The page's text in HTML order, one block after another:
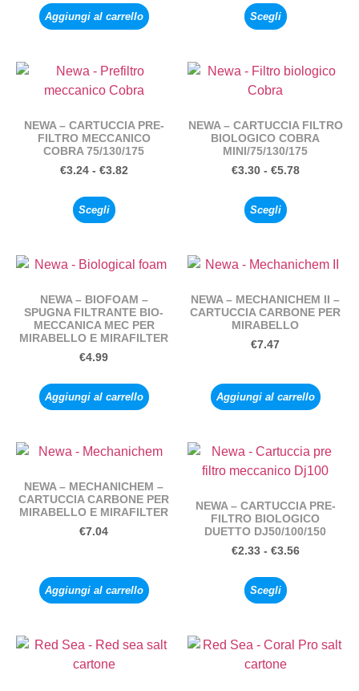
Aggiungi al carrello Scegli
NEWA – CARTUCCIA PRE-
FILTRO MECCANICO
COBRA 75/130/175
€3.24 - €3.82
Scegli
NEWA – CARTUCCIA FILTRO
BIOLOGICO COBRA
MINI/75/130/175
€3.30 - €5.78
Scegli
NEWA – BIOFOAM –
SPUGNA FILTRANTE BIO-
MECCANICA MEC PER
MIRABELLO E MIRAFILTER
€4.99
Aggiungi al carrello
NEWA – MECHANICHEM II –
CARTUCCIA CARBONE PER
MIRABELLO
€7.47
Aggiungi al carrello
NEWA – MECHANICHEM –
CARTUCCIA CARBONE PER
MIRABELLO E MIRAFILTER
€7.04
Aggiungi al carrello
NEWA – CARTUCCIA PRE-
FILTRO BIOLOGICO
DUETTO DJ50/100/150
€2.33 - €3.56
Scegli